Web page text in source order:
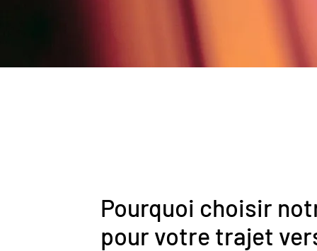
Pourquoi choisir
pour votre trajet